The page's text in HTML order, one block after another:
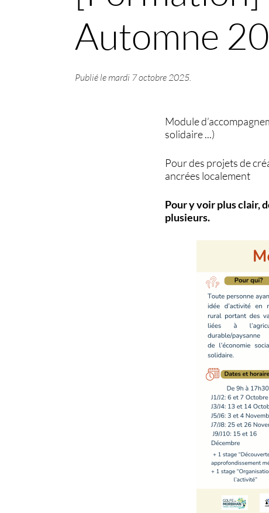
Automne
Publié le mardi 7 octobre 2025.
Module
solidaire ...)
Pour des projets de
ancrées localement
Pour y voir plus clair,
plusieurs.